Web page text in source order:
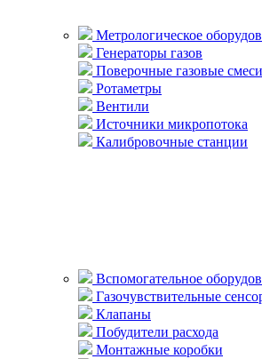
Метрологическое
Генераторы газов
Поверочные газовые смеси
Ротаметры
Вентили
Источники микропотока
Калибровочные станции
Вспомогательное
Газочувствительные
Клапаны
Побудители расхода
Монтажные коробки